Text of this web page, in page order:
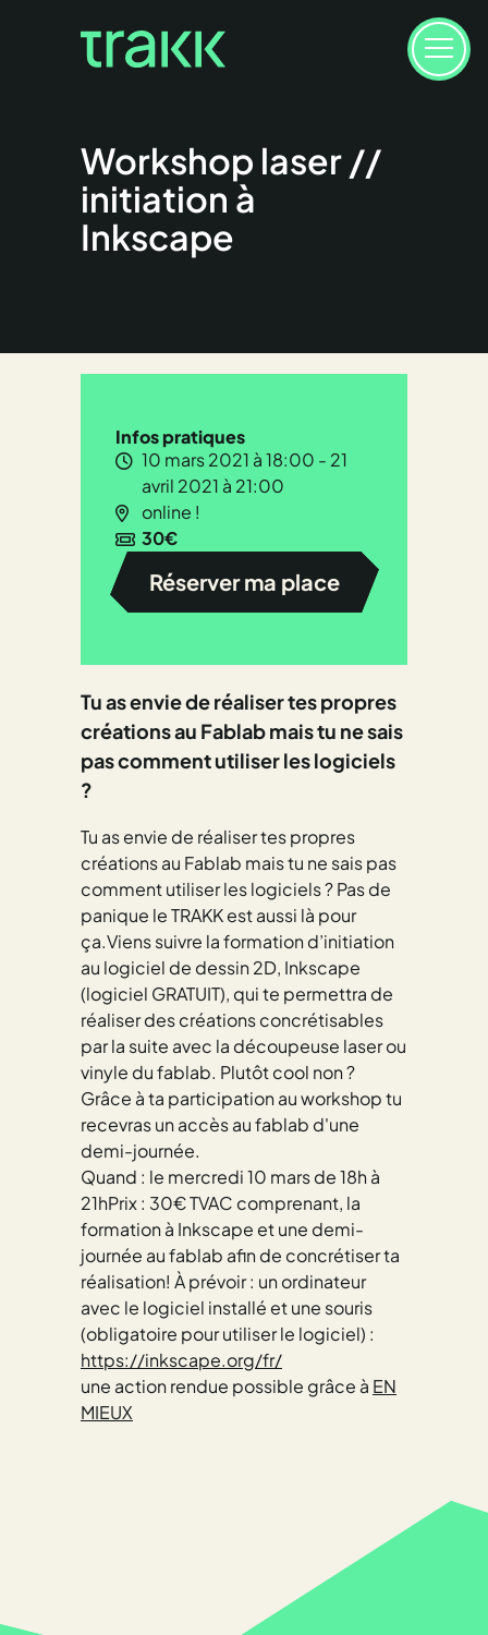
Workshop laser //
initiation à
Inkscape
Tu as envie de réaliser tes propres
créations au Fablab mais tu ne sais
pas comment utiliser les logiciels
?
Tu as envie de réaliser tes propres
créations au Fablab mais tu ne sais pas
comment utiliser les logiciels ? Pas de
panique le TRAKK est aussi là pour
ça.Viens suivre la formation d’initiation
au logiciel de dessin 2D, Inkscape
(logiciel GRATUIT), qui te permettra de
réaliser des créations concrétisables
par la suite avec la découpeuse laser ou
vinyle du fablab. Plutôt cool non ?
Grâce à ta participation au workshop tu
recevras un accès au fablab d'une
demi-journée.
Quand : le mercredi 10 mars de 18h à
21hPrix : 30€ TVAC comprenant, la
formation à Inkscape et une demi-
journée au fablab afin de concrétiser ta
réalisation! À prévoir : un ordinateur
avec le logiciel installé et une souris
(obligatoire pour utiliser le logiciel) :
https://inkscape.org/fr/
une action rendue possible grâce à EN
MIEUX
Infos pratiques
10 mars 2021 à 18:00 - 21
avril 2021 à 21:00
online !
30€
Réserver ma place